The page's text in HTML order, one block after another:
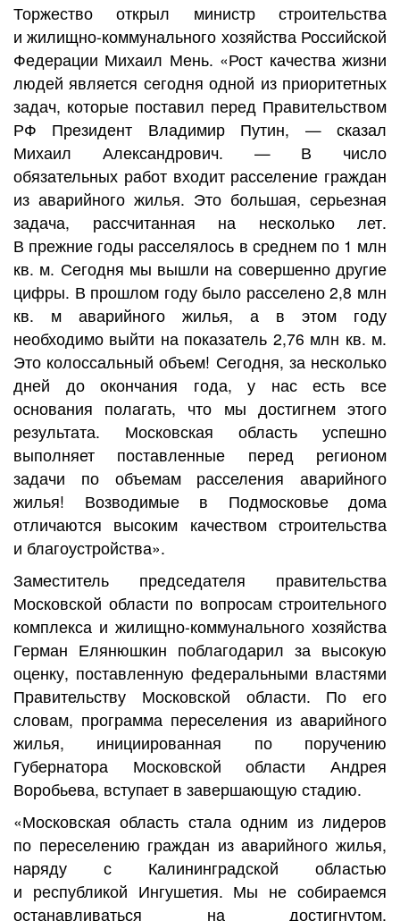
Торжество открыл министр строительства
и жилищно-коммунального хозяйства Российской
Федерации Михаил Мень. «Рост качества жизни
людей является сегодня одной из приоритетных
задач, которые поставил перед Правительством
РФ Президент Владимир Путин, — сказал
Михаил Александрович. — В число
обязательных работ входит расселение граждан
из аварийного жилья. Это большая, серьезная
задача, рассчитанная на несколько лет.
В прежние годы расселялось в среднем по 1 млн
кв. м. Сегодня мы вышли на совершенно другие
цифры. В прошлом году было расселено 2,8 млн
кв. м аварийного жилья, а в этом году
необходимо выйти на показатель 2,76 млн кв. м.
Это колоссальный объем! Сегодня, за несколько
дней до окончания года, у нас есть все
основания полагать, что мы достигнем этого
результата. Московская область успешно
выполняет поставленные перед регионом
задачи по объемам расселения аварийного
жилья! Возводимые в Подмосковье дома
отличаются высоким качеством строительства
и благоустройства».
Заместитель председателя правительства
Московской области по вопросам строительного
комплекса и жилищно-коммунального хозяйства
Герман Елянюшкин поблагодарил за высокую
оценку, поставленную федеральными властями
Правительству Московской области. По его
словам, программа переселения из аварийного
жилья, инициированная по поручению
Губернатора Московской области Андрея
Воробьева, вступает в завершающую стадию.
«Московская область стала одним из лидеров
по переселению граждан из аварийного жилья,
наряду с Калининградской областью
и республикой Ингушетия. Мы не собираемся
останавливаться на достигнутом.